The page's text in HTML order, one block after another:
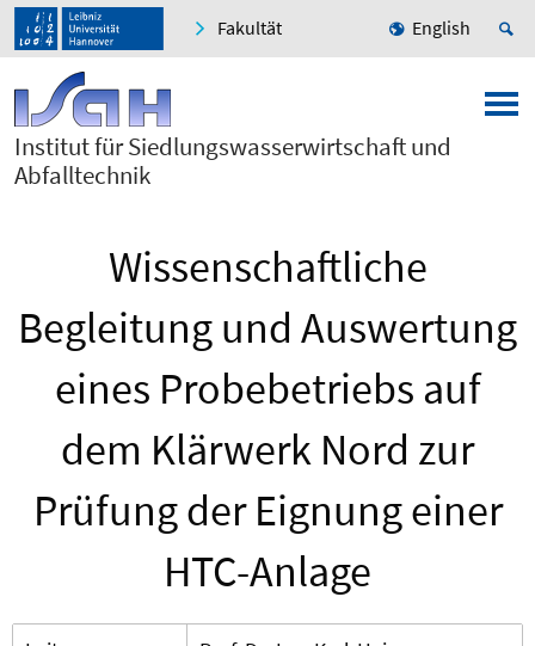
Fakultät English
Institut für Siedlungswasserwirtschaft und
Abfalltechnik
Wissenschaftliche
Begleitung und Auswertung
eines Probebetriebs auf
dem Klärwerk Nord zur
Prüfung der Eignung einer
HTC-Anlage